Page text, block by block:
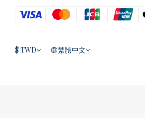
$ TWD 繁體中文